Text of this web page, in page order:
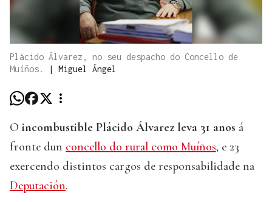
Plácido Álvarez, no seu despacho do Concello de
Muíños.
| Miguel Ángel
O incombustible Plácido Álvarez leva 31 anos á
fronte dun concello do rural como Muíños, e 23
exercendo distintos cargos de responsabilidade na
Deputación.